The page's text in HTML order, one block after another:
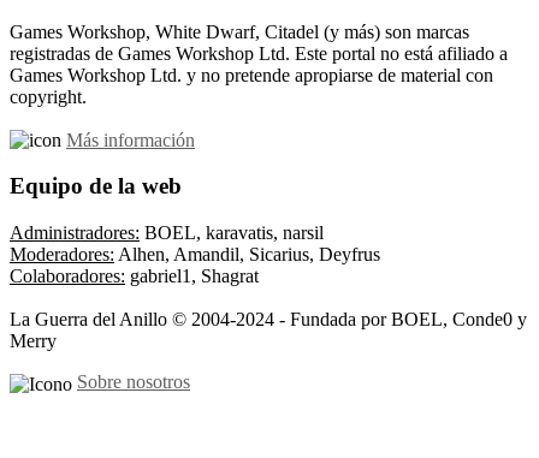
Games Workshop, White Dwarf, Citadel (y más) son marcas
registradas de Games Workshop Ltd. Este portal no está afiliado a
Games Workshop Ltd. y no pretende apropiarse de material con
copyright.
Más información
Equipo de la web
Administradores: BOEL, karavatis, narsil
Moderadores: Alhen, Amandil, Sicarius, Deyfrus
Colaboradores: gabriel1, Shagrat
La Guerra del Anillo © 2004-2024 - Fundada por BOEL, Conde0 y
Merry
Sobre nosotros